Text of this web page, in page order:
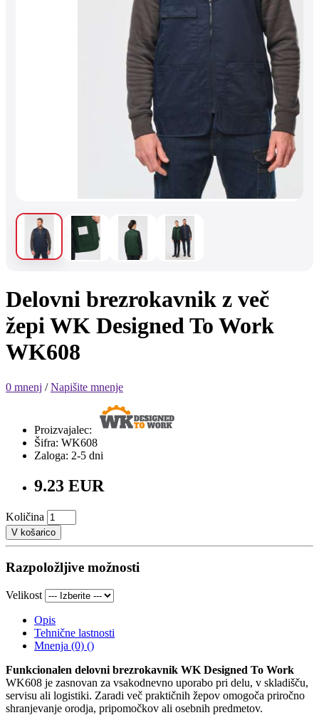
Delovni brezrokavnik z več
žepi WK Designed To Work
WK608
0 mnenj /Napišite mnenje
Proizvajalec:
Šifra: WK608
Zaloga: 2-5 dni
9.23 EUR
Količina
V košarico
Razpoložljive možnosti
Velikost
Opis
Tehnične lastnosti
Mnenja (0) ()
Funkcionalen delovni brezrokavnik WK Designed To Work
WK608 je zasnovan za vsakodnevno uporabo pri delu, v skladišču,
servisu ali logistiki. Zaradi več praktičnih žepov omogoča priročno
shranjevanje orodja, pripomočkov ali osebnih predmetov.